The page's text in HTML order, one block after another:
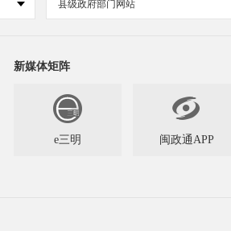
县级政府部门网站
新媒体矩阵
e三明

闽政通APP